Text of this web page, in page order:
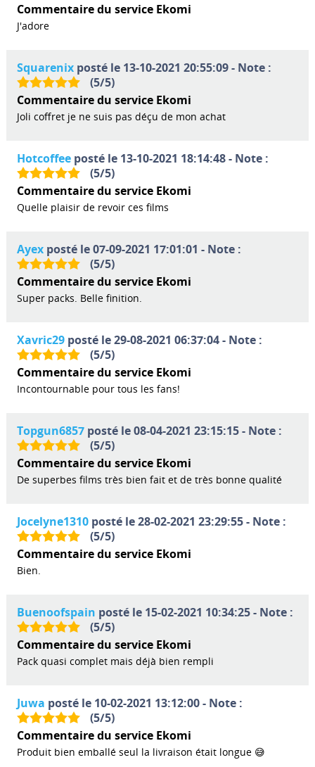
Commentaire du service Ekomi
J'adore
Squarenixposté le 13-10-2021 20:55:09 - Note :
(5/5)
Commentaire du service Ekomi
Joli coffret je ne suis pas déçu de mon achat
Hotcoffeeposté le 13-10-2021 18:14:48 - Note :
(5/5)
Commentaire du service Ekomi
Quelle plaisir de revoir ces films
Ayexposté le 07-09-2021 17:01:01 - Note :
(5/5)
Commentaire du service Ekomi
Super packs. Belle finition.
Xavric29posté le 29-08-2021 06:37:04 - Note :
(5/5)
Commentaire du service Ekomi
Incontournable pour tous les fans!
Topgun6857posté le 08-04-2021 23:15:15 - Note :
(5/5)
Commentaire du service Ekomi
De superbes films très bien fait et de très bonne qualité
Jocelyne1310posté le 28-02-2021 23:29:55 - Note :
(5/5)
Commentaire du service Ekomi
Bien.
Buenoofspain posté le 15-02-2021 10:34:25 - Note :
(5/5)
Commentaire du service Ekomi
Pack quasi complet mais déjà bien rempli
Juwa posté le 10-02-2021 13:12:00 - Note :
(5/5)
Commentaire du service Ekomi
Produit bien emballé seul la livraison était longue 😅